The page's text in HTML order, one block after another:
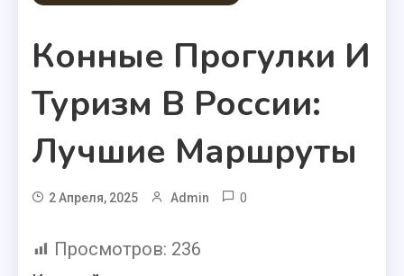
Конные Прогулки И
Туризм В России:
Лучшие Маршруты
2 Апреля, 2025 Admin 0
Просмотров: 236